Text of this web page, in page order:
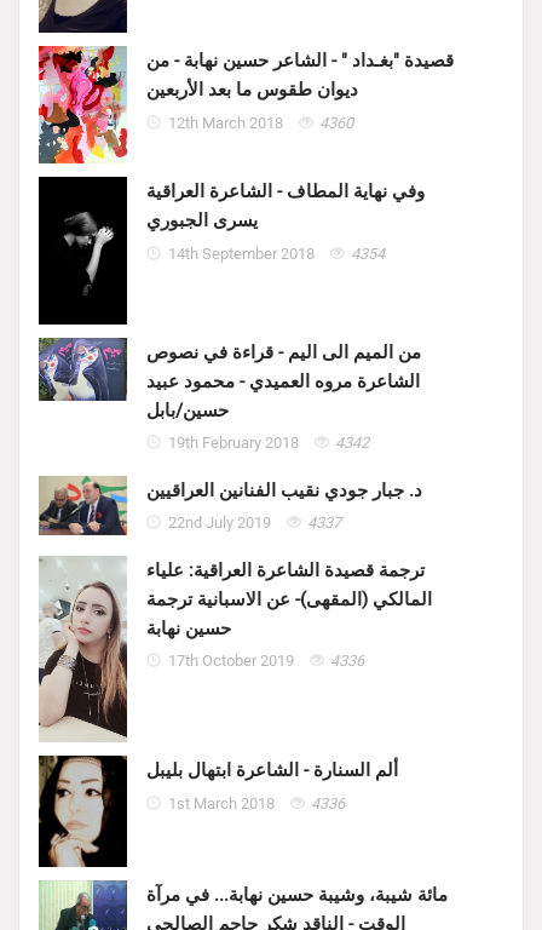
قصيدة "بغـداد " - الشاعر حسين نهابة - من
ديوان طقوس ما بعد الأربعين
12th March 2018 4360
وفي نهاية المطاف - الشاعرة العراقية
يسرى الجبوري
14th September 2018 4354
من الميم الى اليم - قراءة في نصوص
الشاعرة مروه العميدي - محمود عبيد
حسين/بابل
19th February 2018 4342
د. جبار جودي نقيب الفنانين العراقيين
22nd July 2019 4337
ترجمة قصيدة الشاعرة العراقية: علياء
المالكي (المقهى)- عن الاسبانية ترجمة
حسين نهابة
17th October 2019 4336
ألم السنارة - الشاعرة ابتهال بليبل
1st March 2018 4336
مائة شيبة، وشيبة حسين نهابة... في مرآة
الوقت - الناقد شكر حاجم الصالحي